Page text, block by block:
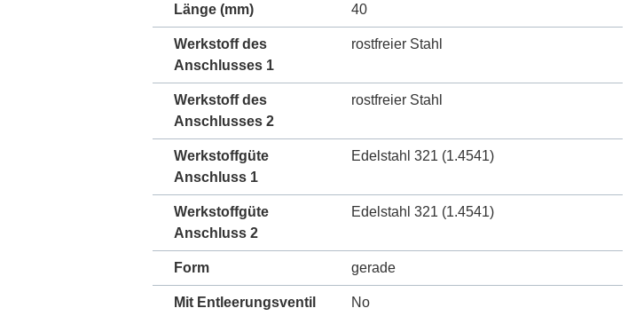
Länge (mm) 40
Werkstoff des
Anschlusses 1
rostfreier Stahl
Werkstoff des
Anschlusses 2
rostfreier Stahl
Werkstoffgüte
Anschluss 1
Edelstahl 321 (1.4541)
Werkstoffgüte
Anschluss 2
Edelstahl 321 (1.4541)
Form gerade
Mit Entleerungsventil No